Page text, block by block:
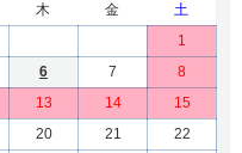
木 金
土
1
6 7
8
13 14
15
20 21
22